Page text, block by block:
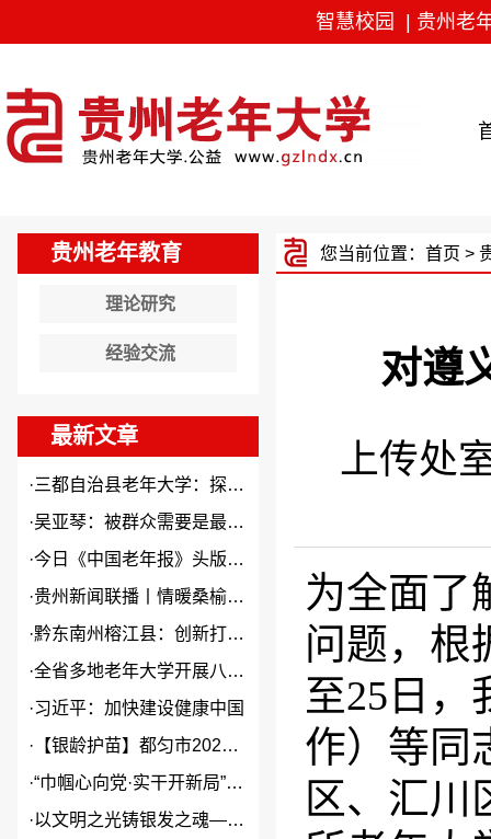
智慧校园 贵州老
贵州老年教育
理论研究
经验交流
最新文章
·三都自治县老年大学：探索“N...
·吴亚琴：被群众需要是最大幸福
·今日《中国老年报》头版头条关...
·贵州新闻联播丨情暖桑榆 “银...
·黔东南州榕江县：创新打造本土...
·全省多地老年大学开展八一建军...
·习近平：加快建设健康中国
· 【银龄护苗】都匀市2026年...
·“巾帼心向党·实干开新局”2...
·以文明之光铸银发之魂——贵州...
您当前位置： 首页 >
对遵
上传处
为全面了
问题，根
至25日，
作）等同
区、汇川